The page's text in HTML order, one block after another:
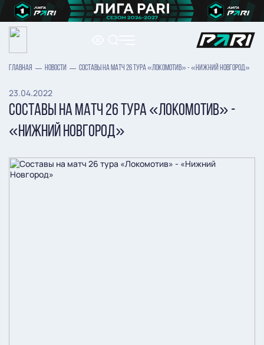
ГЛАВНАЯ НОВОСТИ СОСТАВЫ НА МАТЧ 26 ТУРА «ЛОКОМОТИВ» - «НИЖНИЙ НОВГОРОД»
23.04.2022
СОСТАВЫ НА МАТЧ 26 ТУРА «ЛОКОМОТИВ» -
«НИЖНИЙ НОВГОРОД»